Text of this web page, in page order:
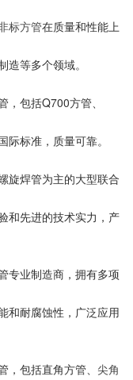
标方管在质量和性能上
等多个领域。
包括Q700方管、
标准，质量可靠。
焊管为主的大型联合
先进的技术实力，产
业制造商，拥有多项
耐腐蚀性，广泛应用
包括直角方管、 尖角